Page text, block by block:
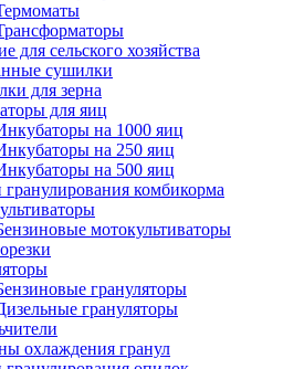
для сельского хозяйства
сушилки
для зерна
для яиц
на 1000 яиц
на 250 яиц
на 500 яиц
комбикорма
мотокультиваторы
грануляторы
грануляторы
охлаждения гранул